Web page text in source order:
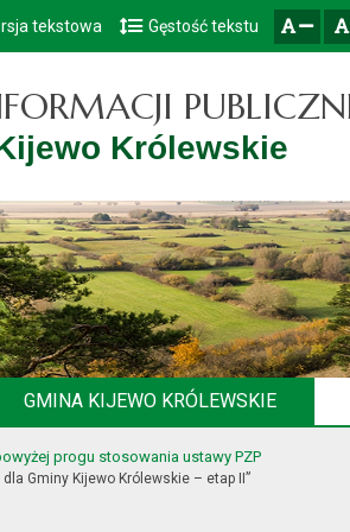
do głównego menu
Przejdź do treści
do mapy serwisu
tekstowa Gęstość tekstu
Królewskie
GMINA KIJEWO KRÓLEWSKIE
progu stosowania ustawy PZP
Gminy Kijewo Królewskie – etap II”